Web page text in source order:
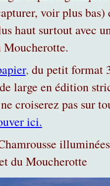
voir plus bas)
haut surtout avec
Moucherotte.
, du petit format
large en édition
croiserez pas sur
ici.
du Moucherotte